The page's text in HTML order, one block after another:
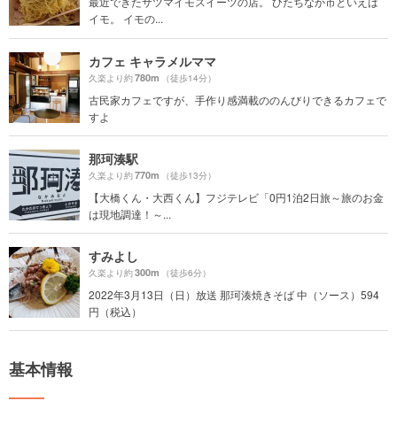
イモ。 イモの...
カフェ キャラメルママ
久楽より約780m （徒歩14分）
古民家カフェですが、手作り感満載ののんびりできるカフェで
すよ
那珂湊駅
久楽より約770m （徒歩13分）
【大橋くん・大西くん】フジテレビ「0円1泊2日旅～旅のお金
は現地調達！～...
すみよし
久楽より約300m （徒歩6分）
2022年3月13日（日）放送 那珂湊焼きそば 中（ソース）594
円（税込）
基本情報